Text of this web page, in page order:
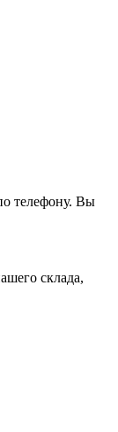
телефону. Вы
склада,